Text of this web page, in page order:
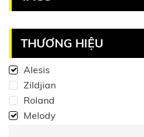
THƯƠNG HIỆU
Alesis
Zildjian
Roland
Melody